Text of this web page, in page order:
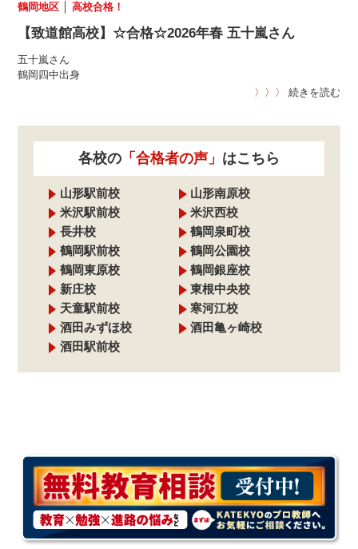
鶴岡地区 │高校合格！
【致道館高校】☆合格☆2026年春 五十嵐さん
五十嵐さん
鶴岡四中出身
〉〉〉
続きを読む
各校の 「合格者の声」 はこちら
山形駅前校
山形南原校
米沢駅前校
米沢西校
長井校
鶴岡泉町校
鶴岡駅前校
鶴岡公園校
鶴岡東原校
鶴岡銀座校
新庄校
東根中央校
天童駅前校
寒河江校
酒田みずほ校
酒田亀ヶ崎校
酒田駅前校